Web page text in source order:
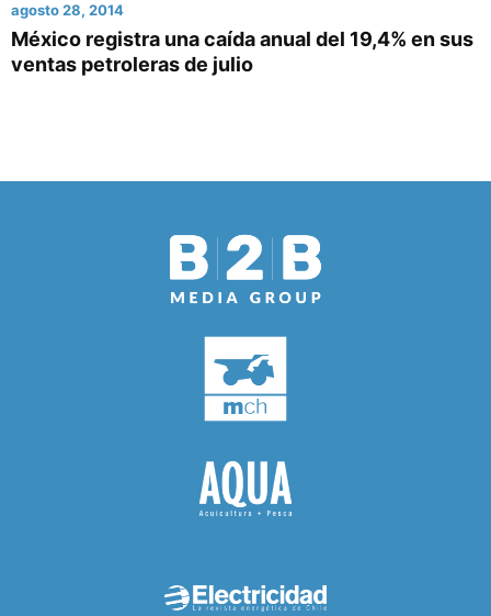
agosto 28, 2014
México registra una caída anual del 19,4% en sus
ventas petroleras de julio